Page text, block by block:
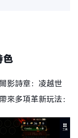
色
影詩章：凌越世
來多項革新玩法：